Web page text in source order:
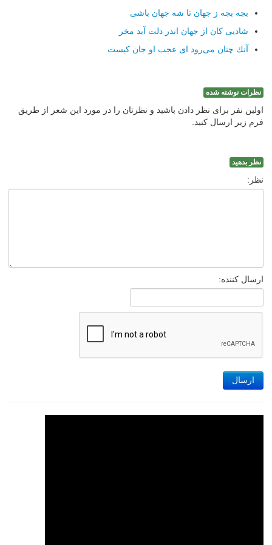
بجه بجه ز جهان تا شه جهان باشی
شادیی كان از جهان اندر دلت آید مخر
آنك چنان می‌رود ای عجب او جان كیست
نظرات نوشته شده
اولین نفر برای نظر دادن باشید و نظرتان را در مورد این شعر از طریق
فرم زیر ارسال کنید.
نظر بدهید
نظر:
ارسال کننده:
ارسال